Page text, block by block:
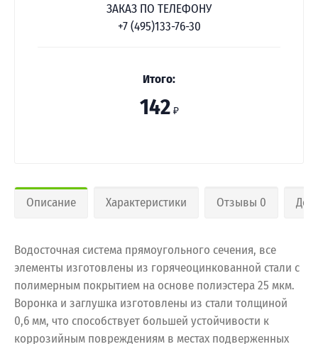
ЗАКАЗ ПО ТЕЛЕФОНУ
+7 (495)133-76-30
Итого:
142 ₽
Описание Характеристики Отзывы 0
Водосточная система прямоугольного сечения, все
элементы изготовлены из горячеоцинкованной стали с
полимерным покрытием на основе полиэстера 25 мкм.
Воронка и заглушка изготовлены из стали толщиной
0,6 мм, что способствует большей устойчивости к
коррозийным повреждениям в местах подверженных